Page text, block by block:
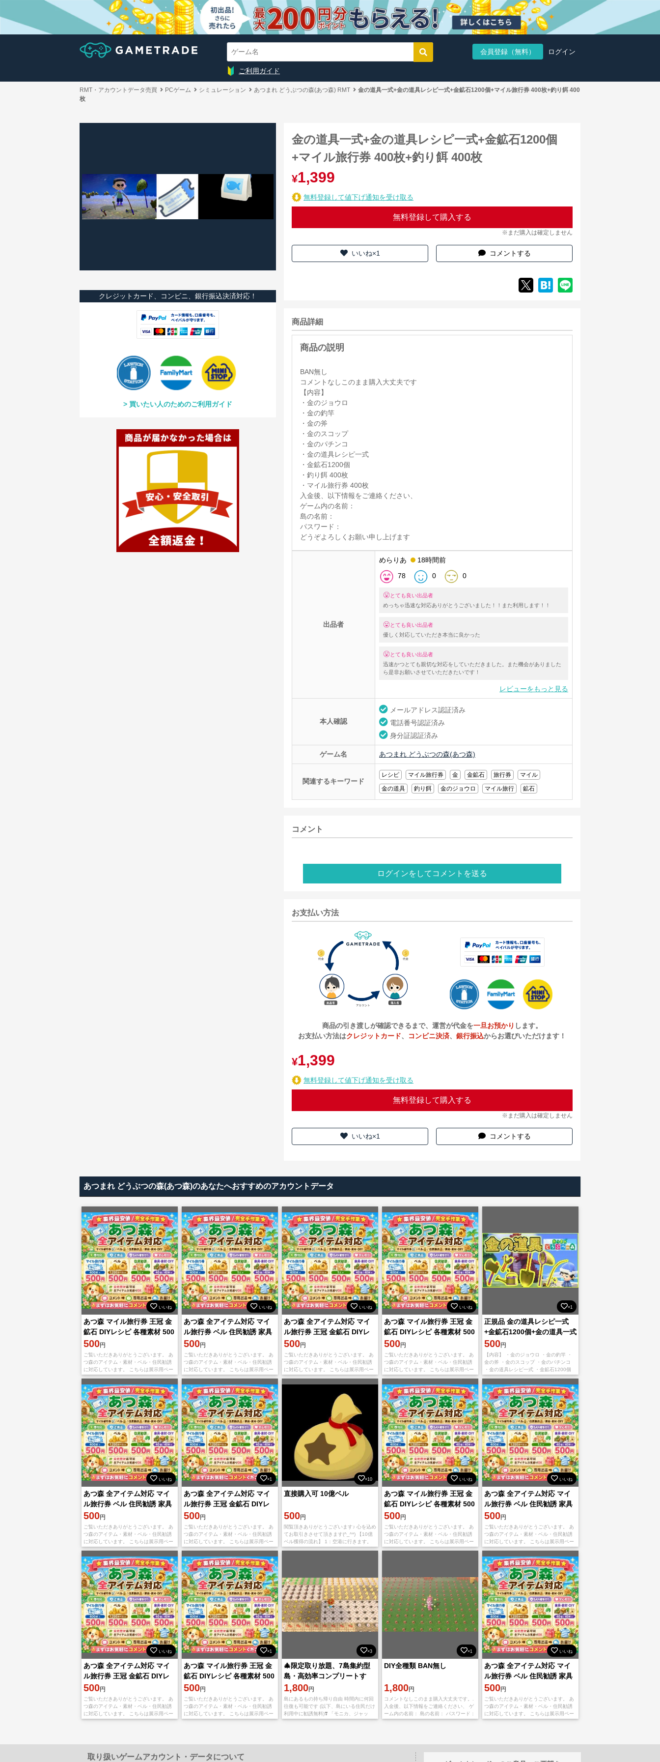
会員登録（無料） ログイン
ご利用ガイド
RMT・アカウントデータ売買 PCゲーム シミュレーション あつまれ どうぶつの森(あつ森) RMT
金の道具一式+金の道具レシピ一式+金鉱石1200個+マイル旅行券 400枚+釣り餌 400
枚
クレジットカード、コンビニ、銀行振込決済対応！
買いたい人のためのご利用ガイド
金の道具一式+金の道具レシピ一式+金鉱石1200個
+マイル旅行券 400枚+釣り餌 400枚
¥1,399
無料登録して値下げ通知を受け取る
無料登録して購入する
※まだ購入は確定しません
いいね×1 コメントする
商品詳細
BAN無し
コメントなしこのまま購入大丈夫です
【内容】
・金のジョウロ
・金の釣竿
・金の斧
・金のスコップ
・金のパチンコ
・金の道具レシピ一式
・金鉱石1200個
・釣り餌 400枚
・マイル旅行券 400枚
入金後、以下情報をご連絡ください、
ゲーム内の名前：
島の名前：
パスワード：
どうぞよろしくお願い申し上げます
出品者
めらりあ 18時間前
78 0 0
とても良い出品者
めっちゃ迅速な対応ありがとうございました！！また利用します！！
とても良い出品者
優しく対応していただき本当に良かった
とても良い出品者
迅速かつとても親切な対応をしていただきました。また機会がありました
ら是非お願いさせていただきたいです！
レビューをもっと見る
本人確認
メールアドレス認証済み
電話番号認証済み
身分証認証済み
ゲーム名 あつまれ どうぶつの森(あつ森)
関連するキーワード
レシピ マイル旅行券 金 金鉱石 旅行券
マイル
金の道具
釣り餌 金のジョウロ マイル旅行 鉱石
コメント
ログインをしてコメントを送る
お支払い方法
商品の引き渡しが確認できるまで、運営が代金を一旦お預かり します。
お支払い方法はクレジットカード、 コンビニ決済、 銀行振込からお選びいただけます！
¥1,399
無料登録して値下げ通知を受け取る
無料登録して購入する
※まだ購入は確定しません
いいね×1 コメントする
あつまれ どうぶつの森(あつ森)のあなたへおすすめのアカウントデータ
いいね
あつ森 マイル旅行券 王冠 金
鉱石 DIYレシピ 各種素材 500
円 相談可
500円
ご覧いただきありがとうございます。 あ
つ森のアイテム・素材・ベル・住民勧誘
に対応しています。 こちらは展示用ペー
ジです。直接購入せず、まずコメントで
希望内容をお知らせください。 【対応内
容】
いいね
あつ森 全アイテム対応 マイ
ル旅行券 ベル 住民勧誘 家具
素材 DIY 即対応
500円
ご覧いただきありがとうございます。 あ
つ森のアイテム・素材・ベル・住民勧誘
に対応しています。 こちらは展示用ペー
ジです。直接購入せず、まずコメントで
希望内容をお知らせください。 【対応内
容】
いいね
あつ森 全アイテム対応 マイ
ル旅行券 王冠 金鉱石 DIYレ
シピ 各種素材 安心対応
500円
ご覧いただきありがとうございます。 あ
つ森のアイテム・素材・ベル・住民勧誘
に対応しています。 こちらは展示用ペー
ジです。直接購入せず、まずコメントで
希望内容をお知らせください。 【対応内
いいね
あつ森 マイル旅行券 王冠 金
鉱石 DIYレシピ 各種素材 500
円 相談可
500円
ご覧いただきありがとうございます。 あ
つ森のアイテム・素材・ベル・住民勧誘
に対応しています。 こちらは展示用ペー
ジです。直接購入せず、まずコメントで
希望内容をお知らせください。 【対応内
容】
×1
正規品 金の道具レシピ一式
+金鉱石1200個+金の道具一式
500円
【内容】 ・金のジョウロ ・金の釣竿 ・
金の斧 ・金のスコップ ・金のパチンコ
・金の道具レシピ一式 ・金鉱石1200個
【取引の流れ】 島のパスワードを教えま
す。 ↓ 金の道具一
いいね
あつ森 全アイテム対応 マイ
ル旅行券 ベル 住民勧誘 家具
素材 DIY 即対応
500円
ご覧いただきありがとうございます。 あ
つ森のアイテム・素材・ベル・住民勧誘
に対応しています。 こちらは展示用ペー
ジです。直接購入せず、まずコメントで
希望内容をお知らせください。 【対応内
容】
×1
あつ森 全アイテム対応 マイ
ル旅行券 王冠 金鉱石 DIYレ
シピ 各種素材 安心対応
500円
ご覧いただきありがとうございます。 あ
つ森のアイテム・素材・ベル・住民勧誘
に対応しています。 こちらは展示用ペー
ジです。直接購入せず、まずコメントで
希望内容をお知らせください。 【対応内
容】
×10
直接購入可 10億ベル
500円
閲覧頂きありがとうございます♪ 心を込め
てお取引きさせて頂きます(^_^*) 【10億
ベル獲得の流れ】 1：空港に行きます。
2：お伝えしたパスワードで出品者の島に
いいね
あつ森 マイル旅行券 王冠 金
鉱石 DIYレシピ 各種素材 500
円 相談可
500円
ご覧いただきありがとうございます。 あ
つ森のアイテム・素材・ベル・住民勧誘
に対応しています。 こちらは展示用ペー
ジです。直接購入せず、まずコメントで
いいね
あつ森 全アイテム対応 マイ
ル旅行券 ベル 住民勧誘 家具
素材 DIY 即対応
500円
ご覧いただきありがとうございます。 あ
つ森のアイテム・素材・ベル・住民勧誘
に対応しています。 こちらは展示用ペー
ジです。直接購入せず、まずコメントで
希望内容をお知らせください。 【対応内
容】
いいね
あつ森 全アイテム対応 マイ
ル旅行券 王冠 金鉱石 DIYレ
シピ 各種素材 安心対応
500円
ご覧いただきありがとうございます。 あ
つ森のアイテム・素材・ベル・住民勧誘
に対応しています。 こちらは展示用ペー
ジです。直接購入せず、まずコメントで
×1
あつ森 マイル旅行券 王冠 金
鉱石 DIYレシピ 各種素材 500
円 相談可
500円
ご覧いただきありがとうございます。 あ
つ森のアイテム・素材・ベル・住民勧誘
に対応しています。 こちらは展示用ペー
ジです。直接購入せず、まずコメントで
×3
🎄限定取り放題、7島集約型
島・高効率コンプリートす
る！
1,800円
島にあるもの持ち帰り自由 時間内に何回
往復も可能です (以下、島にいる住民だけ
利用中に勧誘無料)❣️ 「モニカ、ジャッ
ク、ラムネ、潤、ビアンカ、シベリア、
×1
DIY全種類 BAN無し
1,800円
コメントなしこのまま購入大丈夫です。.
入金後、以下情報をご連絡ください、 ゲ
ーム内の名前： 島の名前： パスワード：
どうぞよろしくお願い申し上げます。
いいね
あつ森 全アイテム対応 マイ
ル旅行券 ベル 住民勧誘 家具
素材 DIY 即対応
500円
ご覧いただきありがとうございます。 あ
つ森のアイテム・素材・ベル・住民勧誘
に対応しています。 こちらは展示用ペー
ジです。直接購入せず、まずコメントで
取り扱いゲームアカウント・データについて